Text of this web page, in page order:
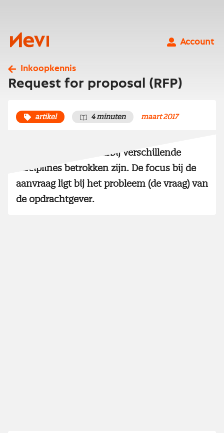
Nevi
Account
Inkoopkennis
Request for proposal (RFP)
artikel 4 minuten maart 2017
intensief proces waarbij verschillende
disciplines betrokken zijn. De focus bij de
aanvraag ligt bij het probleem (de vraag) van
de opdrachtgever.